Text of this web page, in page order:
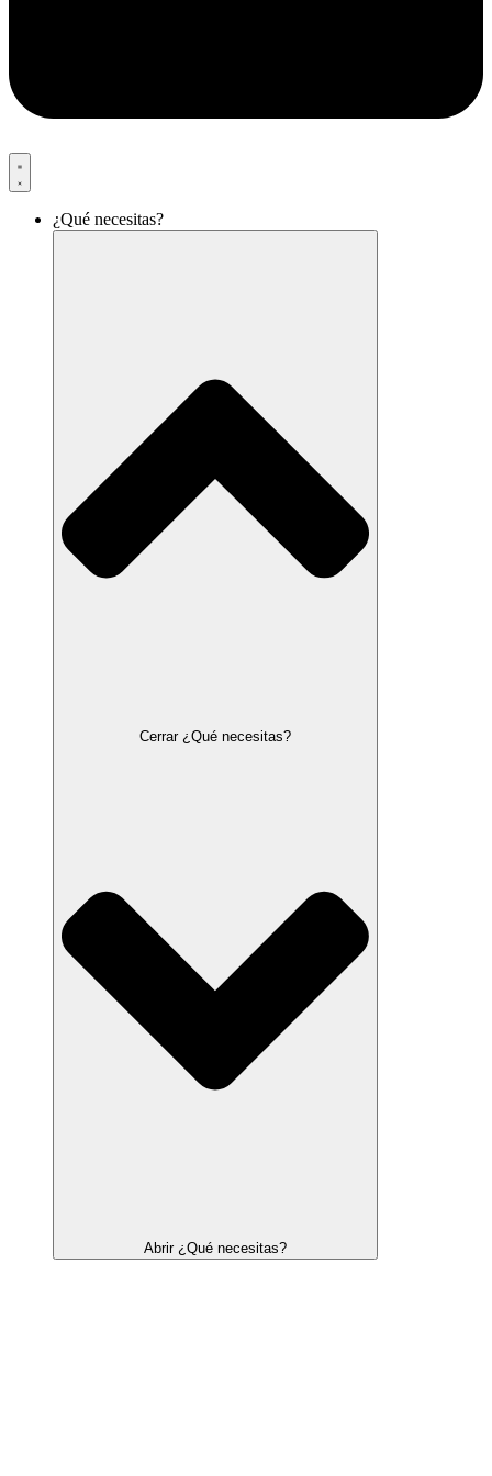
¿Qué necesitas?
Cerrar ¿Qué necesitas?
Abrir ¿Qué necesitas?